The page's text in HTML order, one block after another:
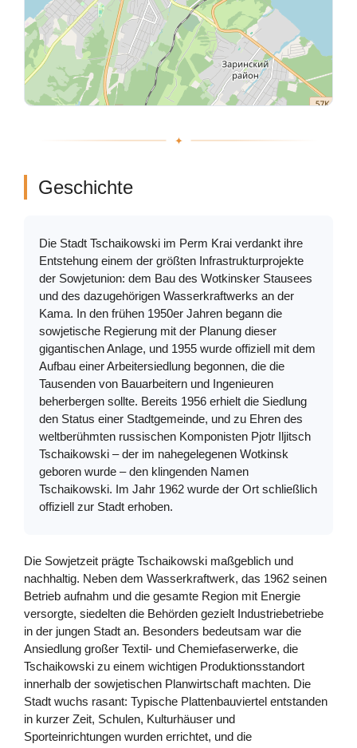
Geschichte
Die Stadt Tschaikowski im Perm Krai verdankt ihre
Entstehung einem der größten Infrastrukturprojekte
der Sowjetunion: dem Bau des Wotkinsker Stausees
und des dazugehörigen Wasserkraftwerks an der
Kama. In den frühen 1950er Jahren begann die
sowjetische Regierung mit der Planung dieser
gigantischen Anlage, und 1955 wurde offiziell mit dem
Aufbau einer Arbeitersiedlung begonnen, die die
Tausenden von Bauarbeitern und Ingenieuren
beherbergen sollte. Bereits 1956 erhielt die Siedlung
den Status einer Stadtgemeinde, und zu Ehren des
weltberühmten russischen Komponisten Pjotr Iljitsch
Tschaikowski – der im nahegelegenen Wotkinsk
geboren wurde – den klingenden Namen
Tschaikowski. Im Jahr 1962 wurde der Ort schließlich
offiziell zur Stadt erhoben.
Die Sowjetzeit prägte Tschaikowski maßgeblich und
nachhaltig. Neben dem Wasserkraftwerk, das 1962 seinen
Betrieb aufnahm und die gesamte Region mit Energie
versorgte, siedelten die Behörden gezielt Industriebetriebe
in der jungen Stadt an. Besonders bedeutsam war die
Ansiedlung großer Textil- und Chemiefaserwerke, die
Tschaikowski zu einem wichtigen Produktionsstandort
innerhalb der sowjetischen Planwirtschaft machten. Die
Stadt wuchs rasant: Typische Plattenbauviertel entstanden
in kurzer Zeit, Schulen, Kulturhäuser und
Sporteinrichtungen wurden errichtet, und die